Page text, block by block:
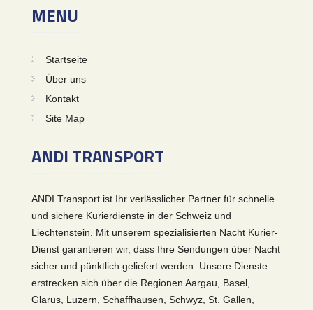
MENU
Startseite
Über uns
Kontakt
Site Map
ANDI TRANSPORT
ANDI Transport ist Ihr verlässlicher Partner für schnelle
und sichere Kurierdienste in der Schweiz und
Liechtenstein. Mit unserem spezialisierten Nacht Kurier-
Dienst garantieren wir, dass Ihre Sendungen über Nacht
sicher und pünktlich geliefert werden. Unsere Dienste
erstrecken sich über die Regionen Aargau, Basel,
Glarus, Luzern, Schaffhausen, Schwyz, St. Gallen,